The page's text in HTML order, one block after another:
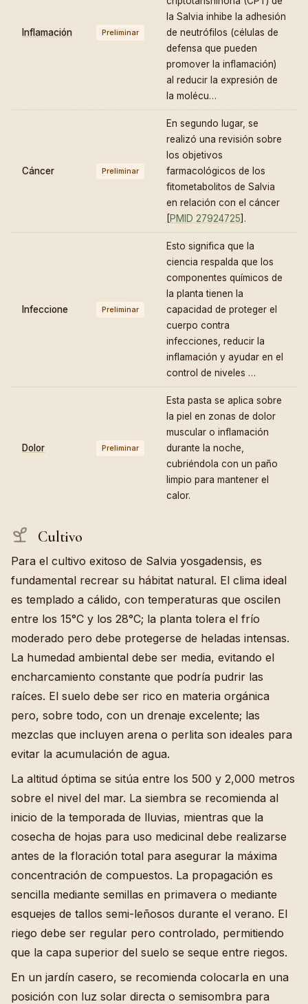
Inflamación Preliminar
la Salvia inhibe la adhesión
de neutrófilos (células de
defensa que pueden
promover la inflamación)
al reducir la expresión de
la molécu…
Cáncer Preliminar
En segundo lugar, se
realizó una revisión sobre
los objetivos
farmacológicos de los
fitometabolitos de Salvia
en relación con el cáncer
[PMID 27924725].
Infeccione Preliminar
Esto significa que la
ciencia respalda que los
componentes químicos de
la planta tienen la
capacidad de proteger el
cuerpo contra
infecciones, reducir la
inflamación y ayudar en el
control de niveles …
Dolor Preliminar
Esta pasta se aplica sobre
la piel en zonas de dolor
muscular o inflamación
durante la noche,
cubriéndola con un paño
limpio para mantener el
calor.
Cultivo
Para el cultivo exitoso de Salvia yosgadensis, es
fundamental recrear su hábitat natural. El clima ideal
es templado a cálido, con temperaturas que oscilen
entre los 15°C y los 28°C; la planta tolera el frío
moderado pero debe protegerse de heladas intensas.
La humedad ambiental debe ser media, evitando el
encharcamiento constante que podría pudrir las
raíces. El suelo debe ser rico en materia orgánica
pero, sobre todo, con un drenaje excelente; las
mezclas que incluyen arena o perlita son ideales para
evitar la acumulación de agua.
La altitud óptima se sitúa entre los 500 y 2,000 metros
sobre el nivel del mar. La siembra se recomienda al
inicio de la temporada de lluvias, mientras que la
cosecha de hojas para uso medicinal debe realizarse
antes de la floración total para asegurar la máxima
concentración de compuestos. La propagación es
sencilla mediante semillas en primavera o mediante
esquejes de tallos semi-leñosos durante el verano. El
riego debe ser regular pero controlado, permitiendo
que la capa superior del suelo se seque entre riegos.
En un jardín casero, se recomienda colocarla en una
posición con luz solar directa o semisombra para